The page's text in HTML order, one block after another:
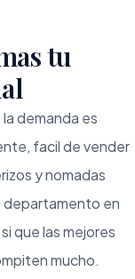
tu
demanda es
facil de vender
y nomadas
departamento en
que las mejores
mucho.